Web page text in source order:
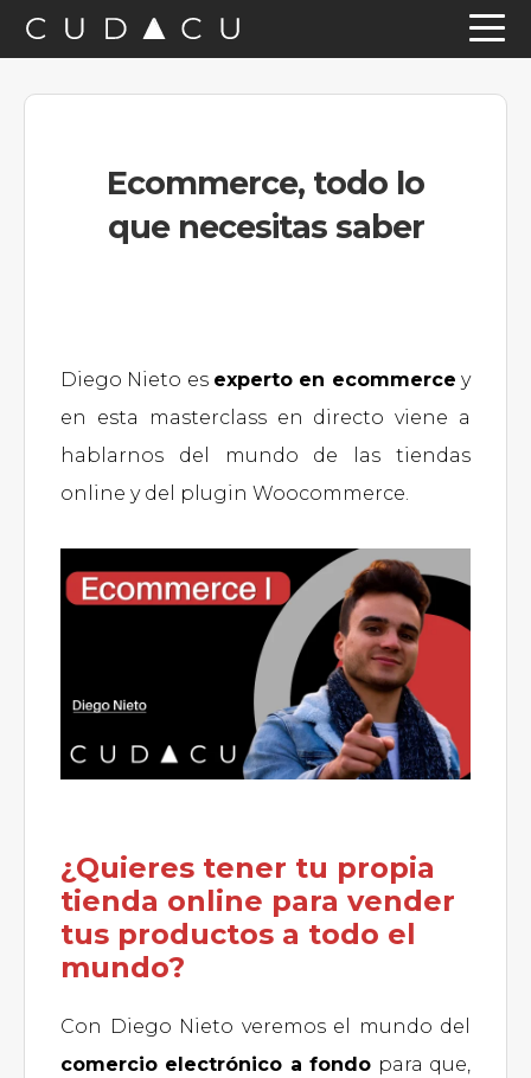
Saltar
a
Saltar
al
contenido
Saltar
a
Ecommerce, todo lo
que necesitas saber
Diego Nieto es experto en ecommerce y
en esta masterclass en directo viene a
hablarnos del mundo de las tiendas
online y del plugin Woocommerce.
¿Quieres tener tu propia
tienda online para vender
tus productos a todo el
mundo?
Con Diego Nieto veremos el mundo del
comercio electrónico a fondo para que,